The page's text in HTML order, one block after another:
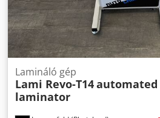
Lamináló gép
Lami Revo-T14automated
laminator